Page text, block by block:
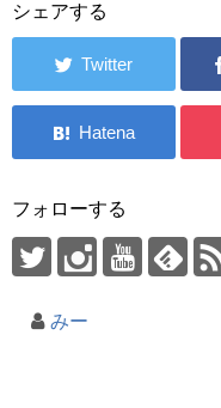
シェアする
フォローする
みー